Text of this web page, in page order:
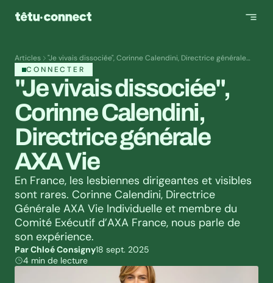
Articles
"Je vivais dissociée", Corinne Calendini, Directrice générale
AXA Vie
CONNECTER
"Je vivais dissociée",
Corinne Calendini,
Directrice générale
AXA Vie
En France, les lesbiennes dirigeantes et visibles
sont rares. Corinne Calendini, Directrice
Générale AXA Vie Individuelle et membre du
Comité Exécutif d’AXA France, nous parle de
son expérience.
Par Chloé Consigny18 sept. 2025
4 min de lecture